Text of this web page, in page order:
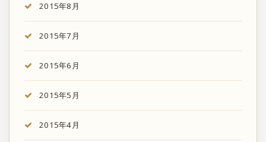
2015年8月
2015年7月
2015年6月
2015年5月
2015年4月